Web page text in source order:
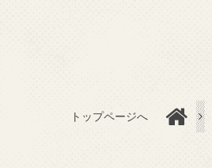
トップページへ